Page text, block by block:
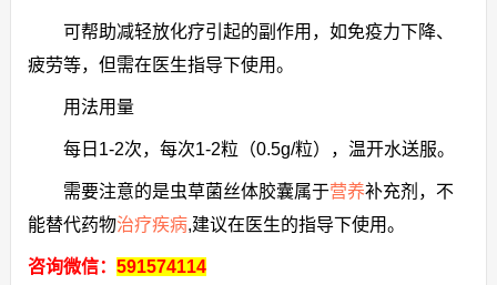
可帮助减轻放化疗引起的副作用，如免疫力下降、
疲劳等，但需在医生指导下使用。
用法用量
每日1-2次，每次1-2粒（0.5g/粒），温开水送服。
需要注意的是虫草菌丝体胶囊属于营养补充剂，不
能替代药物治疗疾病,建议在医生的指导下使用。
咨询微信： 591574114